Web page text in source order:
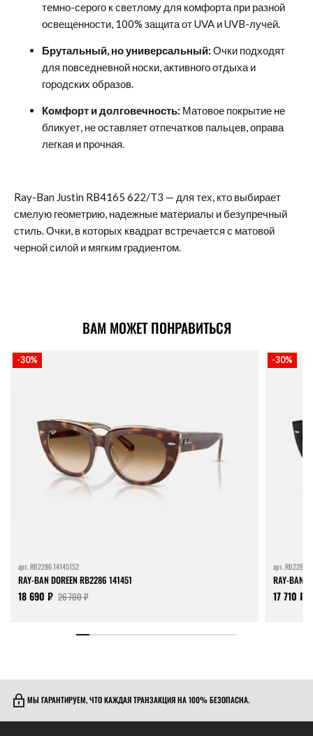
темно-серого к светлому для комфорта при разной
освещенности, 100% защита от UVA и UVB-лучей.
Брутальный, но универсальный: Очки подходят
для повседневной носки, активного отдыха и
городских образов.
Комфорт и долговечность: Матовое покрытие не
бликует, не оставляет отпечатков пальцев, оправа
легкая и прочная.
Ray-Ban Justin RB4165 622/T3 — для тех, кто выбирает
смелую геометрию, надежные материалы и безупречный
стиль. Очки, в которых квадрат встречается с матовой
черной силой и мягким градиентом.
ВАМ МОЖЕТ ПОНРАВИТЬСЯ
-30%
арт.RB2286 14145152
RAY-BAN DOREEN RB2286 141451
18 690 ₽ 26 700 ₽
-30%
арт.RB2286
RAY-BAN
17 710 ₽
МЫ ГАРАНТИРУЕМ, ЧТО КАЖДАЯ ТРАНЗАКЦИЯ НА 100% БЕЗОПАСНА.